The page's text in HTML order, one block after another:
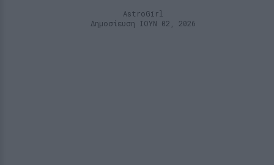
AstroGirl
Δημοσίευση ΙΟΥΝ 02, 2026